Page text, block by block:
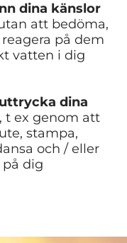
dina känslor
att bedöma,
på dem
vatten i dig
dina
t ex genom att
stampa,
och / eller
på dig